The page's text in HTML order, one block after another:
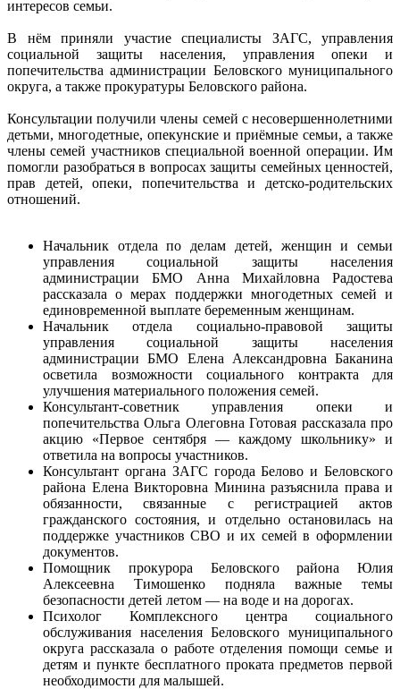
интересов семьи.
В нём приняли участие специалисты ЗАГС, управления
социальной защиты населения, управления опеки и
попечительства администрации Беловского муниципального
округа, а также прокуратуры Беловского района.
Консультации получили члены семей с несовершеннолетними
детьми, многодетные, опекунские и приёмные семьи, а также
члены семей участников специальной военной операции. Им
помогли разобраться в вопросах защиты семейных ценностей,
прав детей, опеки, попечительства и детско‑родительских
отношений.
Начальник отдела по делам детей, женщин и семьи
управления социальной защиты населения
администрации БМО Анна Михайловна Радостева
рассказала о мерах поддержки многодетных семей и
единовременной выплате беременным женщинам.
Начальник отдела социально‑правовой защиты
управления социальной защиты населения
администрации БМО Елена Александровна Баканина
осветила возможности социального контракта для
улучшения материального положения семей.
Консультант‑советник управления опеки и
попечительства Ольга Олеговна Готовая рассказала про
акцию «Первое сентября — каждому школьнику» и
ответила на вопросы участников.
Консультант органа ЗАГС города Белово и Беловского
района Елена Викторовна Минина разъяснила права и
обязанности, связанные с регистрацией актов
гражданского состояния, и отдельно остановилась на
поддержке участников СВО и их семей в оформлении
документов.
Помощник прокурора Беловского района Юлия
Алексеевна Тимошенко подняла важные темы
безопасности детей летом — на воде и на дорогах.
Психолог Комплексного центра социального
обслуживания населения Беловского муниципального
округа рассказала о работе отделения помощи семье и
детям и пункте бесплатного проката предметов первой
необходимости для малышей.